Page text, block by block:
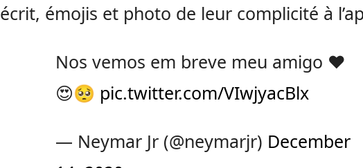
écrit, émojis et photo de leur complicité à
Nos vemos em breve meu amigo ❤️
😍🥺 pic.twitter.com/VIwjyacBlx
— Neymar Jr (@neymarjr) December